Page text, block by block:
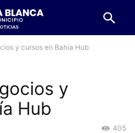
y cursos en Bahía Hub
y
Hub
405